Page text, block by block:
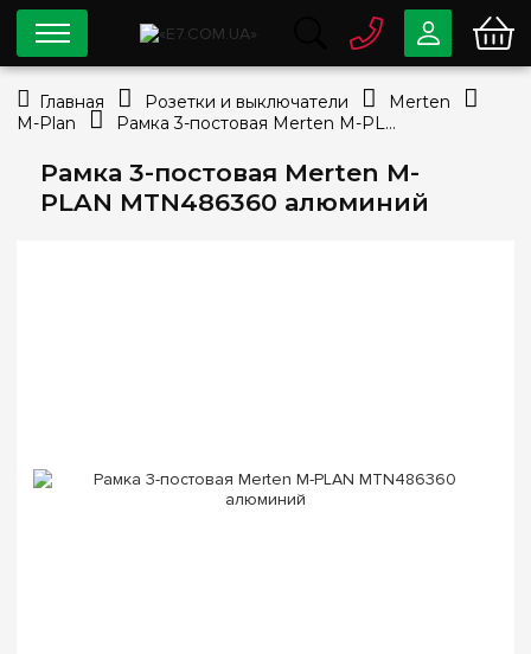
Рамка 3-постовая Merten M-
PLAN MTN486360 алюминий
0 80033-63-07
info@e7.com.ua
044334-79-78
Viber Telegram
Главная Розетки и выключатели
Merten
M-Plan
Рамка 3-постовая Merten M-PLAN MTN486360 алюминий